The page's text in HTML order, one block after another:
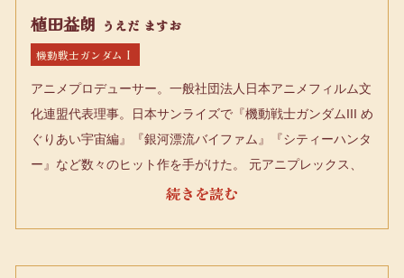
(一社)外国映画輸入配給協会 顧問、(一社)アニメツーリズム
協会 副理事長、新潟国際アニメーション映画祭 フェスティ
バル・ディレクターなどを務める。
植田益朗 うえだ ますお
機動戦士ガンダムⅠ
アニメプロデューサー。一般社団法人日本アニメフィルム文
化連盟代表理事。日本サンライズで『機動戦士ガンダムIII め
ぐりあい宇宙編』『銀河漂流バイファム』『シティーハンタ
ー』など数々のヒット作を手がけた。 元アニプレックス、